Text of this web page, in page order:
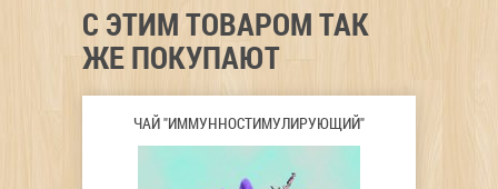
C ЭТИМ ТОВАРОМ ТАК
ЖЕ ПОКУПАЮТ
ЧАЙ "ИММУННОСТИМУЛИРУЮЩИЙ"